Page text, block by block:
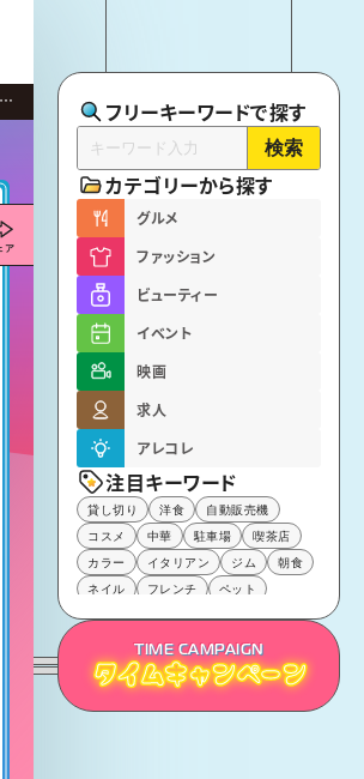
フリーキーワードで探す
検索
カテゴリーから探す
グルメ
ファッション
ビューティー
イベント
映画
求人
アレコレ
注目キーワード
貸し切り 洋食
自動販売機
コスメ
中華 駐車場
喫茶店
カラー
イタリアン ジム
朝食
ネイル
フレンチ
ペット
シェアサービスTIME CAMPAIGN
タイムキャンペーン
タイムキャンペーン
タイムキャンペーン